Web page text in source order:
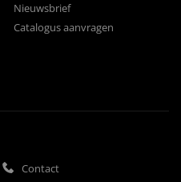
Nieuwsbrief
Catalogus aanvragen
Contact